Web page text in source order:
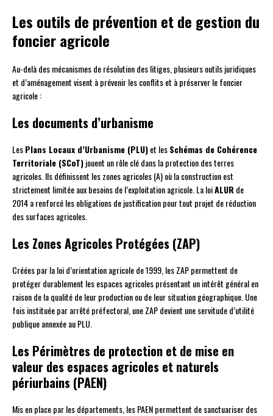
Les outils de prévention et de gestion du
foncier agricole
Au-delà des mécanismes de résolution des litiges, plusieurs outils juridiques
et d’aménagement visent à prévenir les conflits et à préserver le foncier
agricole :
Les documents d’urbanisme
LesPlans Locaux d’Urbanisme (PLU)et lesSchémas de Cohérence
Territoriale (SCoT)jouent un rôle clé dans la protection des terres
agricoles. Ils définissent les zones agricoles (A) où la construction est
strictement limitée aux besoins de l’exploitation agricole. La loiALUR de
2014 a renforcé les obligations de justification pour tout projet de réduction
des surfaces agricoles.
Les Zones Agricoles Protégées (ZAP)
Créées par la loi d’orientation agricole de 1999, les ZAP permettent de
protéger durablement les espaces agricoles présentant un intérêt général en
raison de la qualité de leur production ou de leur situation géographique. Une
fois instituée par arrêté préfectoral, une ZAP devient une servitude d’utilité
publique annexée au PLU.
Les Périmètres de protection et de mise en
valeur des espaces agricoles et naturels
périurbains (PAEN)
Mis en place par les départements, les PAEN permettent de sanctuariser des